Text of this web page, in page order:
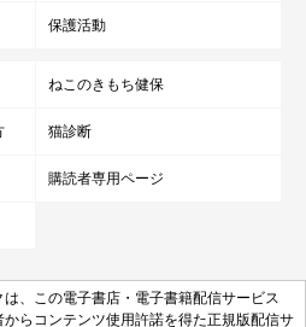
保護活動
ねこのきもち健保
猫診断
購読者専用ページ
は、この電子書店・電子書籍配信サービス
らコンテンツ使用許諾を得た正規版配信サ